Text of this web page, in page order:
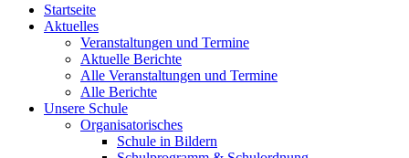
Startseite
Aktuelles
Veranstaltungen und Termine
Aktuelle Berichte
Alle Veranstaltungen und Termine
Alle Berichte
Unsere Schule
Organisatorisches
Schule in Bildern